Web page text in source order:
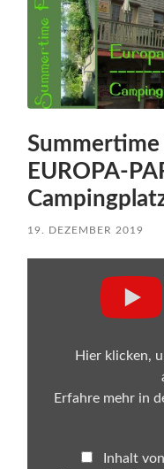
Summertime
EUROPA-
19. DEZEMBER 2019
YouTube
Hier klicken,
Erfahre mehr in
Inhalt